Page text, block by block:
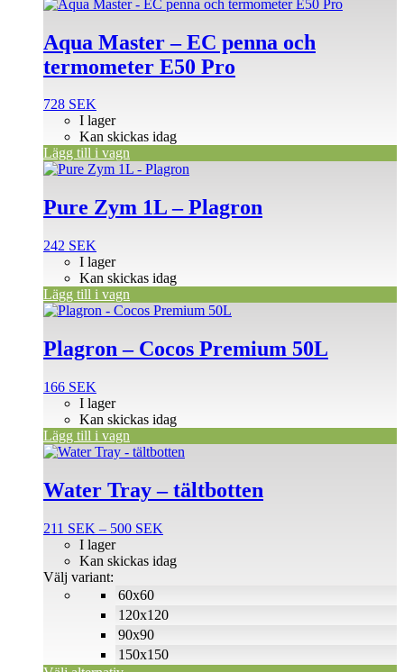
Aqua Master – EC penna och
termometer E50 Pro
728 SEK
I lager
Kan skickas idag
Lägg till i vagn
Pure Zym 1L – Plagron
242 SEK
I lager
Kan skickas idag
Lägg till i vagn
Plagron – Cocos Premium 50L
166 SEK
I lager
Kan skickas idag
Lägg till i vagn
Water Tray – tältbotten
211 SEK – 500 SEK
till
60x60
120x120
90x90
150x150
I lager
Kan skickas idag
Välj variant:
Den
produkten
har
varianter.
olika
alternativen